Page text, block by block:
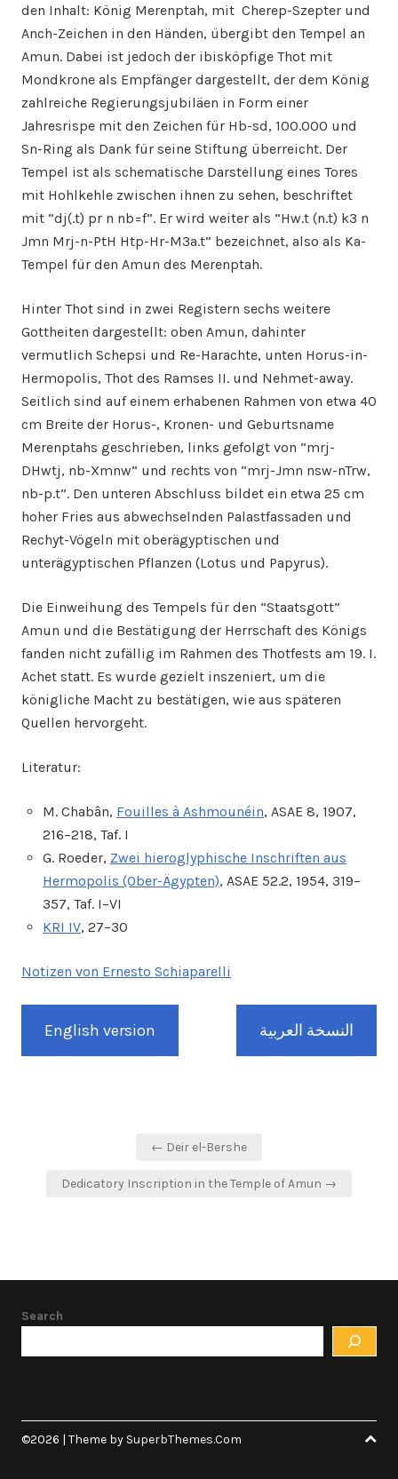
den Inhalt: König Merenptah, mit Cherep-Szepter und
Anch-Zeichen in den Händen, übergibt den Tempel an
Amun. Dabei ist jedoch der ibisköpfige Thot mit
Mondkrone als Empfänger dargestellt, der dem König
zahlreiche Regierungsjubiläen in Form einer
Jahresrispe mit den Zeichen für Hb-sd, 100.000 und
Sn-Ring als Dank für seine Stiftung überreicht. Der
Tempel ist als schematische Darstellung eines Tores
mit Hohlkehle zwischen ihnen zu sehen, beschriftet
mit “dj(.t) pr n nb=f”. Er wird weiter als “Hw.t (n.t) k3 n
Jmn Mrj-n-PtH Htp-Hr-M3a.t” bezeichnet, also als Ka-
Tempel für den Amun des Merenptah.
Hinter Thot sind in zwei Registern sechs weitere
Gottheiten dargestellt: oben Amun, dahinter
vermutlich Schepsi und Re-Harachte, unten Horus-in-
Hermopolis, Thot des Ramses II. und Nehmet-away.
Seitlich sind auf einem erhabenen Rahmen von etwa 40
cm Breite der Horus-, Kronen- und Geburtsname
Merenptahs geschrieben, links gefolgt von “mrj-
DHwtj, nb-Xmnw” und rechts von “mrj-Jmn nsw-nTrw,
nb-p.t”. Den unteren Abschluss bildet ein etwa 25 cm
hoher Fries aus abwechselnden Palastfassaden und
Rechyt-Vögeln mit oberägyptischen und
unterägyptischen Pflanzen (Lotus und Papyrus).
Die Einweihung des Tempels für den “Staatsgott”
Amun und die Bestätigung der Herrschaft des Königs
fanden nicht zufällig im Rahmen des Thotfests am 19. I.
Achet statt. Es wurde gezielt inszeniert, um die
königliche Macht zu bestätigen, wie aus späteren
Quellen hervorgeht.
Literatur:
M. Chabân, Fouilles à Ashmounéin, ASAE 8, 1907,
216–218, Taf. I
G. Roeder, Zwei hieroglyphische Inschriften aus
Hermopolis (Ober-Ägypten), ASAE 52.2, 1954, 319–
357, Taf. I–VI
KRI IV, 27–30
Notizen von Ernesto Schiaparelli
English version النسخة العربية
← Deir el-Bershe
Dedicatory Inscription in the Temple of Amun →
Search
©2026 | Theme by SuperbThemes.Com